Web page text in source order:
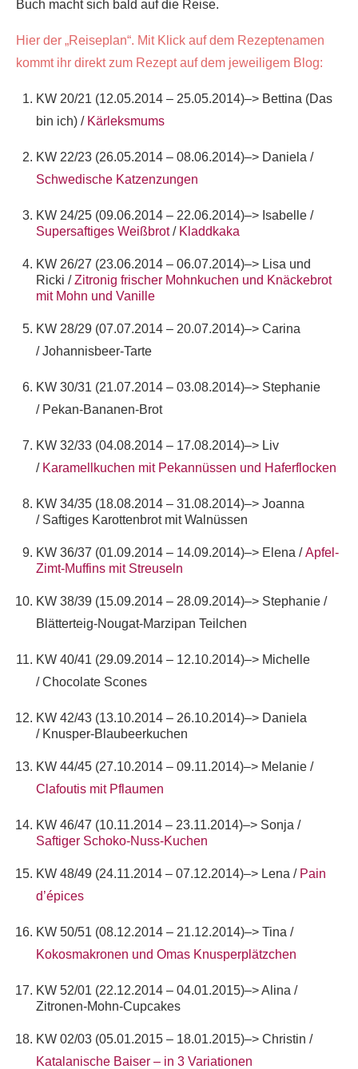
Buch macht sich bald auf die Reise.
Hier der „Reiseplan“. Mit Klick auf dem Rezeptenamen
kommt ihr direkt zum Rezept auf dem jeweiligem Blog:
KW 20/21 (12.05.2014 – 25.05.2014)–> Bettina (Das
bin ich) / Kärleksmums
KW 22/23 (26.05.2014 – 08.06.2014)–> Daniela /
Schwedische Katzenzungen
KW 24/25 (09.06.2014 – 22.06.2014)–> Isabelle /
Supersaftiges Weißbrot/ Kladdkaka
KW 26/27 (23.06.2014 – 06.07.2014)–> Lisa und
Ricki /Zitronig frischer Mohnkuchen und Knäckebrot
mit Mohn und Vanille
KW 28/29 (07.07.2014 – 20.07.2014)–> Carina
/Johannisbeer-Tarte
KW 30/31 (21.07.2014 – 03.08.2014)–> Stephanie
/ Pekan-Bananen-Brot
KW 32/33 (04.08.2014 – 17.08.2014)–> Liv
/ Karamellkuchen mit Pekannüssen und Haferflocken
KW 34/35 (18.08.2014 – 31.08.2014)–> Joanna
/ Saftiges Karottenbrot mit Walnüssen
KW 36/37 (01.09.2014 – 14.09.2014)–> Elena /Apfel-
Zimt-Muffins mit Streuseln
KW 38/39 (15.09.2014 – 28.09.2014)–> Stephanie /
Blätterteig-Nougat-Marzipan Teilchen
KW 40/41 (29.09.2014 – 12.10.2014)–> Michelle
/ Chocolate Scones
KW 42/43 (13.10.2014 – 26.10.2014)–> Daniela
/ Knusper-Blaubeerkuchen
KW 44/45 (27.10.2014 – 09.11.2014)–> Melanie /
Clafoutis mit Pflaumen
KW 46/47 (10.11.2014 – 23.11.2014)–> Sonja /
Saftiger Schoko-Nuss-Kuchen
KW 48/49 (24.11.2014 – 07.12.2014)–> Lena / Pain
d’épices
KW 50/51 (08.12.2014 – 21.12.2014)–> Tina /
Kokosmakronen und Omas Knusperplätzchen
KW 52/01 (22.12.2014 – 04.01.2015)–> Alina /
Zitronen-Mohn-Cupcakes
KW 02/03 (05.01.2015 – 18.01.2015)–> Christin /
Katalanische Baiser – in 3 Variationen